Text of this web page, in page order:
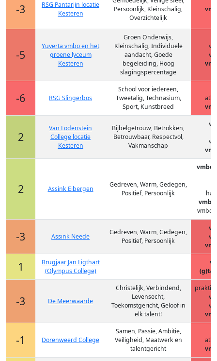
-3
RSG Pantarijn locatie
Kesteren
Persoonlijk, Kleinschalig,
Overzichtelijk
-5
Yuverta vmbo en het
groene lyceum
Kesteren
Groen Onderwijs,
Kleinschalig, Individuele
aandacht, Goede
begeleiding, Hoog
slagingspercentage
-6 RSG Slingerbos
School voor iedereen,
Tweetalig, Technasium,
Sport, Kunstbreed
2
Van Lodenstein
College locatie
Kesteren
Bijbelgetrouw, Betrokken,
Betrouwbaar, Respectvol,
Vakmanschap
2 Assink Eibergen
Gedreven, Warm, Gedegen,
Positief, Persoonlijk
vmbo-
vmbo-
-3 Assink Neede
Gedreven, Warm, Gedegen,
Positief, Persoonlijk
1
Brugjaar Jan Ligthart
(Olympus College)
(g)t/
-3 De Meerwaarde
Christelijk, Verbindend,
Levensecht,
Toekomstgericht, Geloof in
elk talent!
-1 Dorenweerd College
Samen, Passie, Ambitie,
Veiligheid, Maatwerk en
talentgericht